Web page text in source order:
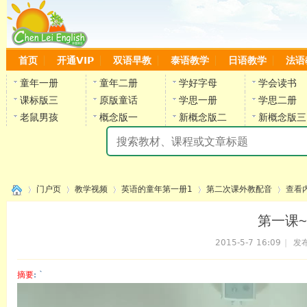
首页 开通VIP 双语早教 泰语教学 日语教学 法语
童年一册 童年二册 学好字母
学会读书
课标版三
原版童话 学思一册
学思二册
老鼠男孩
概念版一 新概念版二 新概念版三
陈雷
门户页 教学视频 英语的童年第一册1 第二次课外教配音
›
查看
第一课
2015-5-7 16:09 发
摘要: `